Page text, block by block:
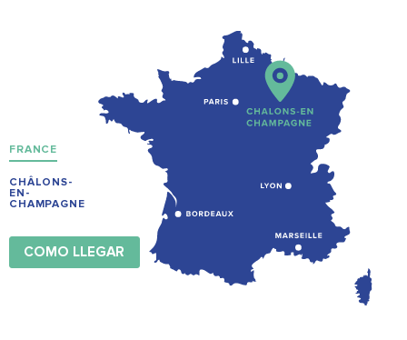
FRANCE
CHÂLONS-
EN-
CHAMPAGNE
COMO LLEGAR